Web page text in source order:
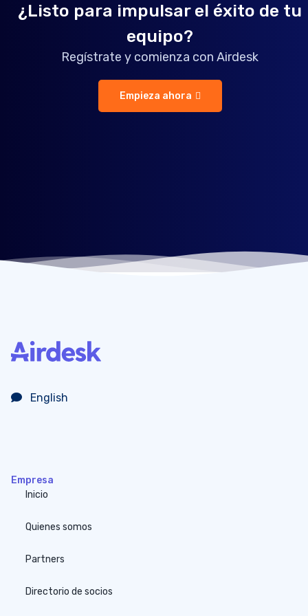
¿Listo para impulsar el éxito de tu
equipo?
Regístrate y comienza con Airdesk
Empieza ahora
English
Empresa
Inicio
Quienes somos
Partners
Directorio de socios